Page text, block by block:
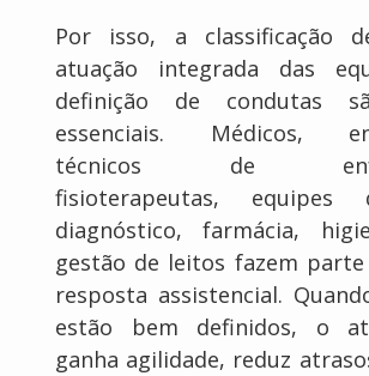
Por isso, a classificação
atuação integrada das
definição de condutas
essenciais. Médicos,
técnicos de
fisioterapeutas, equipes
diagnóstico, farmácia,
gestão de leitos fazem parte
resposta assistencial.
estão bem definidos, o
ganha agilidade, reduz